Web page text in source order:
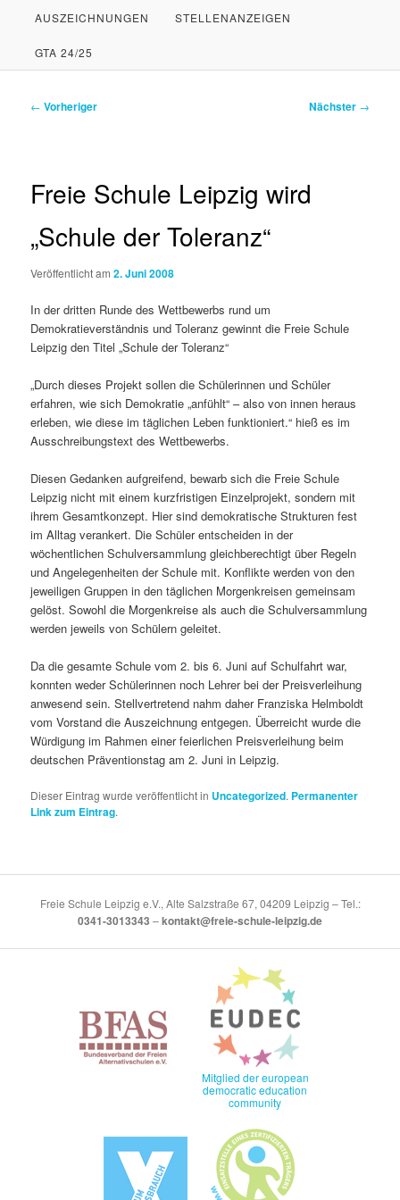
PRIMÄREN
INHALT
SPRINGEN
SEKUNDÄREN
INHALT
SPRINGEN
AUSZEICHNUNGEN STELLENANZEIGEN
GTA 24/25
Beitragsnavigation
← Vorheriger Nächster →
Freie Schule Leipzig wird
„Schule der Toleranz“
Veröffentlicht am2. Juni 2008
In der dritten Runde des Wettbewerbs rund um
Demokratieverständnis und Toleranz gewinnt die Freie Schule
Leipzig den Titel „Schule der Toleranz“
„Durch dieses Projekt sollen die Schülerinnen und Schüler
erfahren, wie sich Demokratie „anfühlt“ – also von innen heraus
erleben, wie diese im täglichen Leben funktioniert.“ hieß es im
Ausschreibungstext des Wettbewerbs.
Diesen Gedanken aufgreifend, bewarb sich die Freie Schule
Leipzig nicht mit einem kurzfristigen Einzelprojekt, sondern mit
ihrem Gesamtkonzept. Hier sind demokratische Strukturen fest
im Alltag verankert. Die Schüler entscheiden in der
wöchentlichen Schulversammlung gleichberechtigt über Regeln
und Angelegenheiten der Schule mit. Konflikte werden von den
jeweiligen Gruppen in den täglichen Morgenkreisen gemeinsam
gelöst. Sowohl die Morgenkreise als auch die Schulversammlung
werden jeweils von Schülern geleitet.
Da die gesamte Schule vom 2. bis 6. Juni auf Schulfahrt war,
konnten weder Schülerinnen noch Lehrer bei der Preisverleihung
anwesend sein. Stellvertretend nahm daher Franziska Helmboldt
vom Vorstand die Auszeichnung entgegen. Überreicht wurde die
Würdigung im Rahmen einer feierlichen Preisverleihung beim
deutschen Präventionstag am 2. Juni in Leipzig.
Dieser Eintrag wurde veröffentlicht in Uncategorized. Permanenter
Link zum Eintrag.
Freie Schule Leipzig e.V., Alte Salzstraße 67, 04209 Leipzig – Tel.:
0341-3013343 –kontakt@freie-schule-leipzig.de
Mitglied der european
democratic education
community